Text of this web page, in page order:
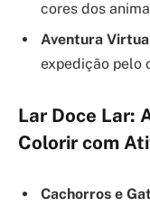
cores dos
Aventura
expedição pelo
Lar Doce Lar:
Colorir com
Cachorros e